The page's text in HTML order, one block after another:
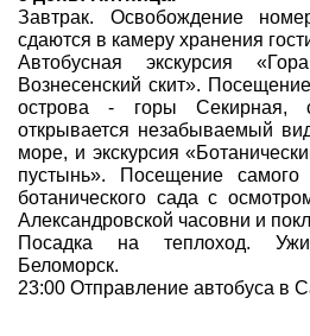
Завтрак. Освобождение
сдаются в камеру хранения
Автобусная экскурсия
Вознесенский скит».
острова - горы Секирная,
открывается незабываемый
море, и экскурсия
пустынь». Посещение
ботанического сада с
Александровской часовни и
Посадка на теплоход.
Беломорск.
23:00 Отправление автобуса в